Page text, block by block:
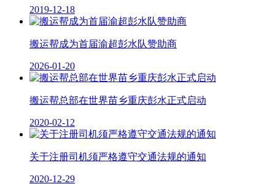
2019-12-18
搬运帮成为首届渝超彭水队赞助商
2026-01-20
搬运帮总部在世界苗乡重庆彭水正式启动
2020-02-12
关于注册司机须严格遵守交通法规的通知
2020-12-29